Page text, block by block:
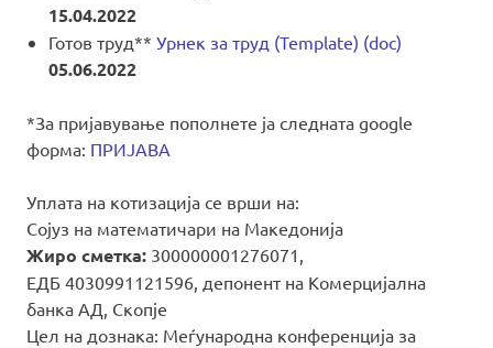
15.04.2022
Готов труд** Урнек за труд (Template) (doc)
05.06.2022
*За пријавување пополнете ја следната google
форма: ПРИЈАВА
Уплата на котизација се врши на:
Сојуз на математичари на Македонија
Жиро сметка: 300000001276071,
ЕДБ 4030991121596, депонент на Комерцијална
банка АД, Скопје
Цел на дознака: Меѓународна конференција за